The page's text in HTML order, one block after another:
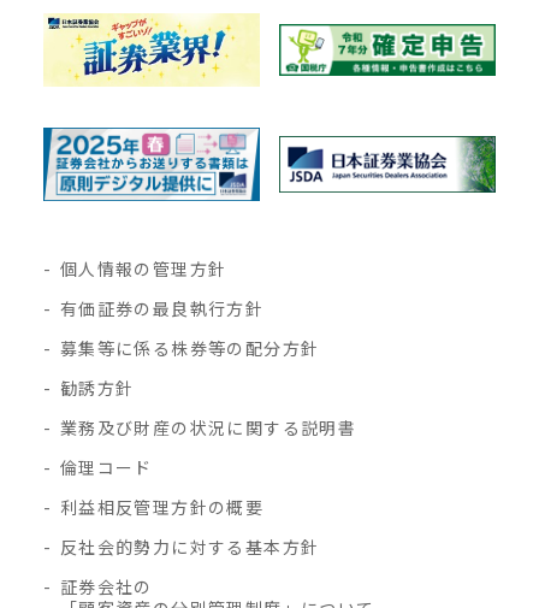
個人情報の管理方針
有価証券の最良執行方針
募集等に係る株券等の配分方針
勧誘方針
業務及び財産の状況に関する説明書
倫理コード
利益相反管理方針の概要
反社会的勢力に対する基本方針
証券会社の